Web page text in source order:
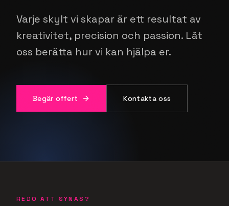
Varje skylt vi skapar är ett resultat av
kreativitet, precision och passion. Låt
oss berätta hur vi kan hjälpa er.
Begär offert Kontakta oss
REDO ATT SYNAS?